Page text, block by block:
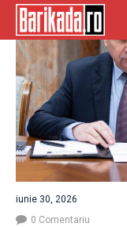
iunie 30, 2026
0 Comentariu